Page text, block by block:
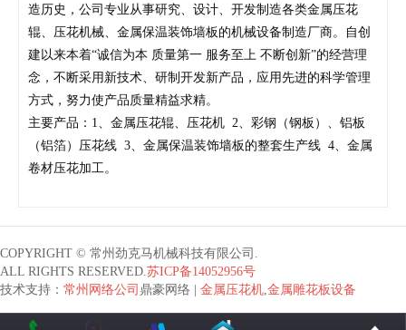
造历史，公司专业从事研究、设计、开发制造各类金属压花
辊、压花机械、金属保温装饰墙板的机械设备制造厂商。自创
建以来本着“诚信为本 质量第一 服务至上 不断创新”的经营理
念，不断采用新技术、研制开发新产品，应用先进的科学管理
方式，努力使产品质量精益求精。
主要产品：1、金属压花辊、压花机 2、彩钢（钢板）、铝板
（铝箔）压花线 3、金属保温装饰墙板的整套生产线 4、金属
卷材压花加工。
COPYRIGHT © 常州劲克马机械科技有限公司.
ALL RIGHTS RESERVED. 苏ICP备14052956号
技术支持： 常州网络公司 鼎豪网络 | 金属压花机 金属雕花板设备